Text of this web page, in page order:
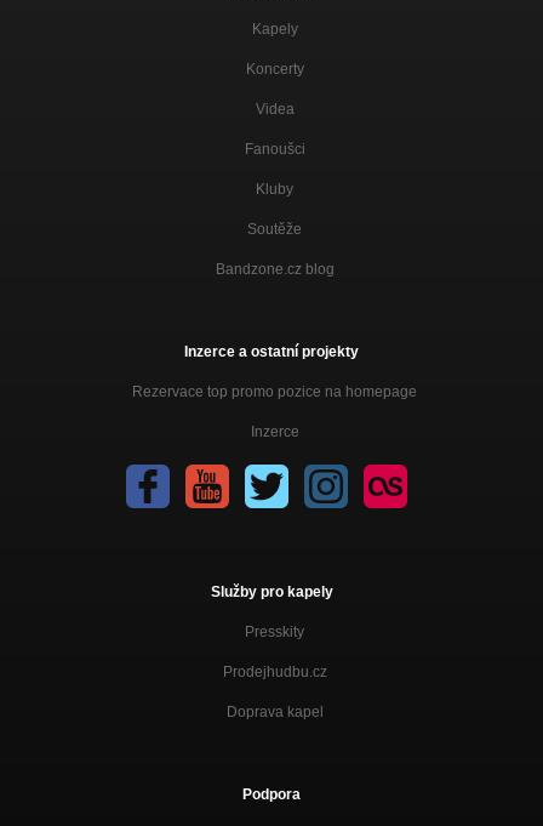
Kapely
Koncerty
Videa
Fanoušci
Kluby
Soutěže
Bandzone.cz blog
Inzerce a ostatní projekty
Rezervace top promo pozice na homepage
Inzerce
Služby pro kapely
Presskity
Prodejhudbu.cz
Doprava kapel
Podpora